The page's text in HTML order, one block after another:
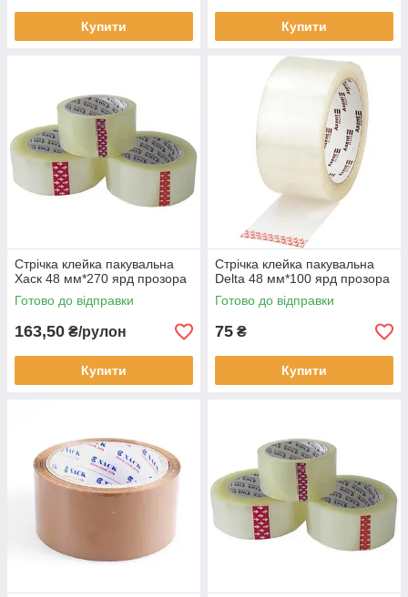
Купити Купити
Стрічка клейка пакувальна
Хаск 48 мм*270 ярд прозора
Готово до відправки
163,50 ₴/рулон
Купити
Стрічка клейка пакувальна
Delta 48 мм*100 ярд прозора
Готово до відправки
75 ₴
Купити